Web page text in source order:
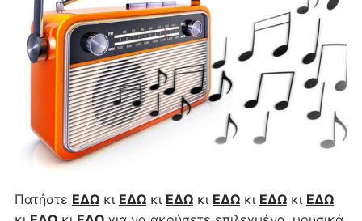
Πατήστε ΕΔΩκι ΕΔΩκι ΕΔΩκι ΕΔΩκι ΕΔΩκι ΕΔΩ